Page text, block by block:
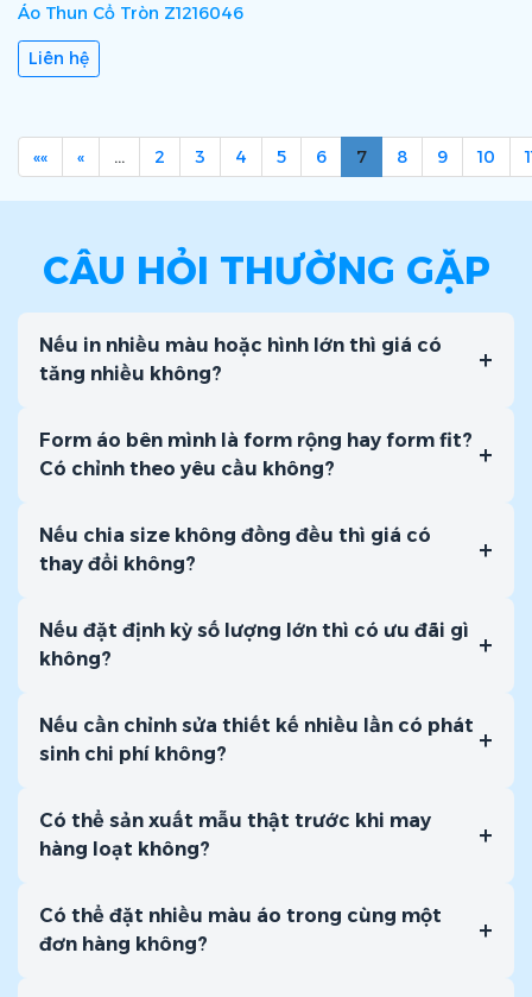
Áo Thun Cổ Tròn Z1216046
Liên hệ
«« « … 2 3 4 5 6 7 8 9 10
CÂU HỎI THƯỜNG GẶP
Nếu in nhiều màu hoặc hình lớn thì giá có
tăng nhiều không?
+
Form áo bên mình là form rộng hay form fit?
Có chỉnh theo yêu cầu không?
+
Nếu chia size không đồng đều thì giá có
thay đổi không?
+
Nếu đặt định kỳ số lượng lớn thì có ưu đãi gì
không?
+
Nếu cần chỉnh sửa thiết kế nhiều lần có phát
sinh chi phí không?
+
Có thể sản xuất mẫu thật trước khi may
hàng loạt không?
+
Có thể đặt nhiều màu áo trong cùng một
đơn hàng không?
+